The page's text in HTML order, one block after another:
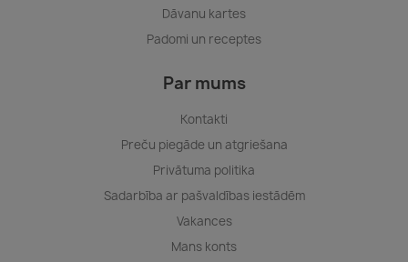
Dāvanu kartes
Padomi un receptes
Par mums
Kontakti
Preču piegāde un atgriešana
Privātuma politika
Sadarbība ar pašvaldības iestādēm
Vakances
Mans konts